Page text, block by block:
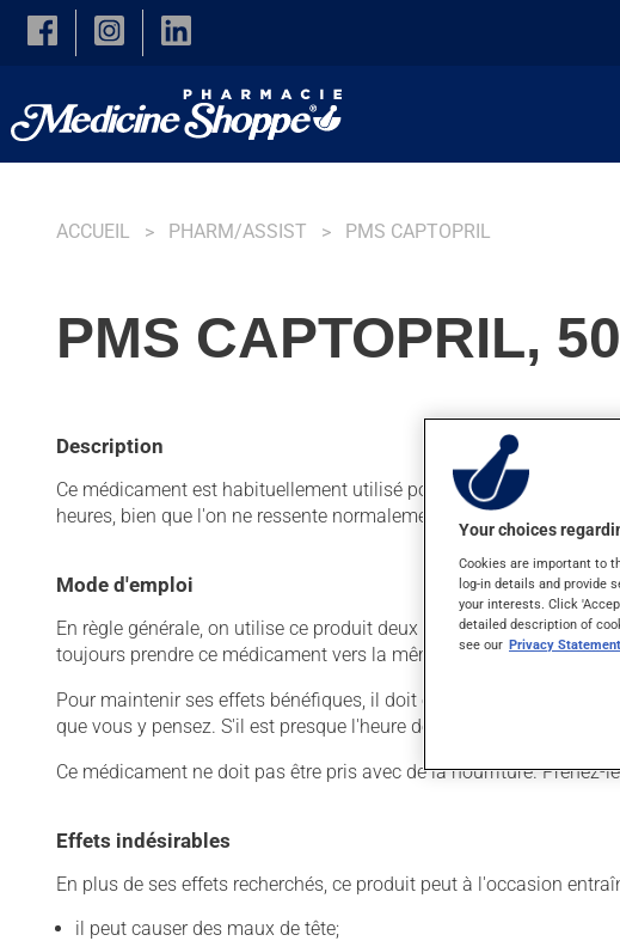
Skip to main content
ACCUEIL PHARM/ASSIST PMS CAPTOPRIL
PMS CAPTOPRIL,
Description
Ce médicament est habituellement utilisé pour faciliter le travail
heures, bien que l'on ne ressente normalement pas son action.
Mode d'emploi
En règle générale, on utilise ce produit deux fois par jour. Il est
toujours prendre ce médicament vers la même heure, au même
Pour maintenir ses effets bénéfiques, il doit être utilisé de façon
que vous y pensez. S'il est presque l'heure de votre dose
Ce médicament ne doit pas être pris avec de la nourriture. Prenez-
Effets indésirables
En plus de ses effets recherchés, ce produit peut à l'occasion
il peut causer des maux de tête;
Your choices
Cookies are important to
log-in details and provide
your interests. Click
detailed description of
see our Privacy Statement